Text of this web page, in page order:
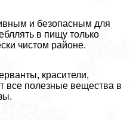
и безопасным для
в пищу только
чистом районе.
красители,
все полезные вещества в